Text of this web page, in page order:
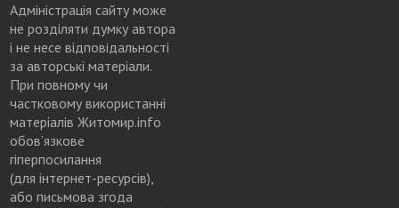
Адміністрація сайту може
не розділяти думку автора
і не несе відповідальності
за авторські матеріали.
При повному чи
частковому використанні
матеріалів Житомир.info
обов’язкове
гіперпосилання
(для інтернет-ресурсів),
або письмова згода